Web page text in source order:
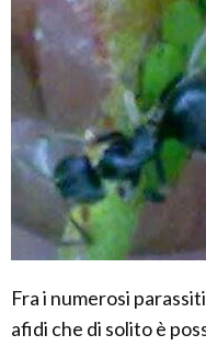
Fra i numerosi
afidi che di solito è